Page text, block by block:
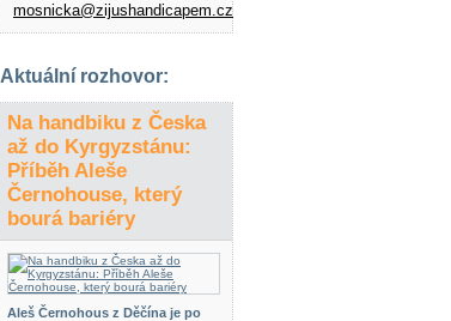
mosnicka@zijushandicapem.cz
Aktuální rozhovor:
Na handbiku z Česka
až do Kyrgyzstánu:
Příběh Aleše
Černohouse, který
bourá bariéry
Aleš Černohous z Děčína je po